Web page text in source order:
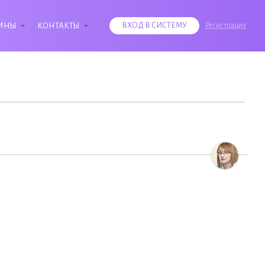
КОНТАКТЫ ВХОД В СИСТЕМУ Регистрация